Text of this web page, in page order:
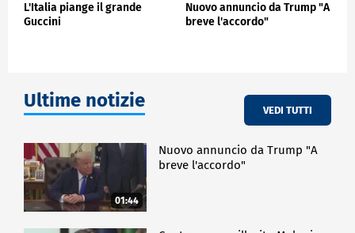
L'Italia piange il grande
Guccini
Nuovo annuncio da Trump "A
breve l'accordo"
Ultime notizie VEDI TUTTI
01:44
Nuovo annuncio da Trump "A
breve l'accordo"